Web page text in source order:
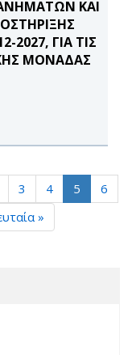
ΚΑΙ
2027, ΓΙΑ ΤΙΣ
ΜΟΝΑΔΑΣ
3 4 5
6
»
filter